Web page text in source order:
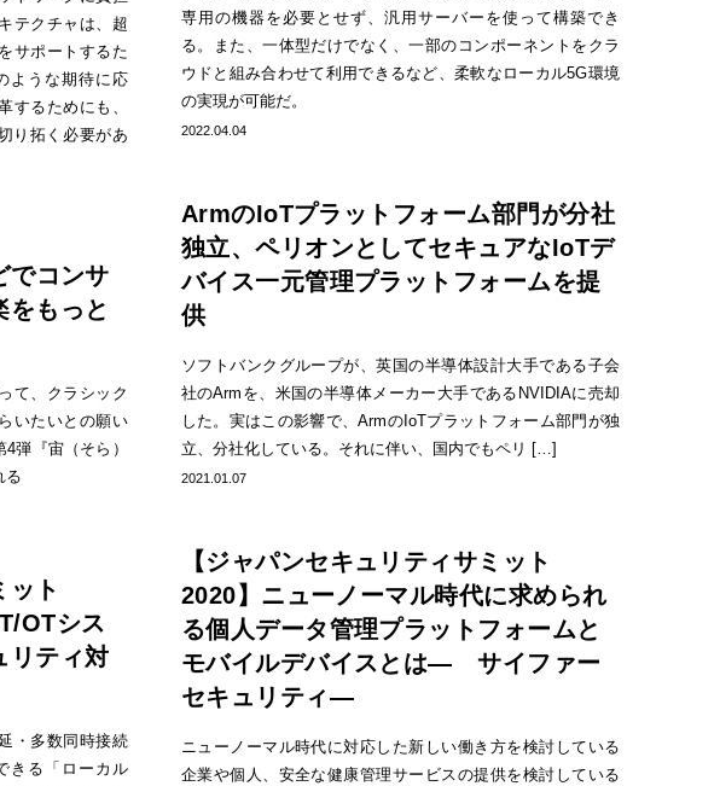
テクチャは、超
サポートするた
ような期待に応
するためにも、
り拓く必要があ
専用の機器を必要とせず、汎用サーバーを使って構築でき
る。また、一体型だけでなく、一部のコンポーネントをクラ
ウドと組み合わせて利用できるなど、柔軟なローカル5G環境
の実現が可能だ。
2022.04.04
でコンサ
をもっと
て、クラシック
いたいとの願い
弾『宙（そら）
る
ArmのIoTプラットフォーム部門が分社
独立、ペリオンとしてセキュアなIoTデ
バイス一元管理プラットフォームを提
供
ソフトバンクグループが、英国の半導体設計大手である子会
社のArmを、米国の半導体メーカー大手であるNVIDIAに売却
した。実はこの影響で、ArmのIoTプラットフォーム部門が独
立、分社化している。それに伴い、国内でもペリ […]
2021.01.07
ット
OTシス
リティ対
・多数同時接続
きる「ローカル
【ジャパンセキュリティサミット
2020】ニューノーマル時代に求められ
る個人データ管理プラットフォームと
モバイルデバイスとは― サイファー
セキュリティ―
ニューノーマル時代に対応した新しい働き方を検討している
企業や個人、安全な健康管理サービスの提供を検討している